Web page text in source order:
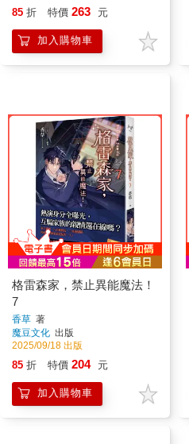
85 折 特價 263 元
加入購物車
格雷森家，禁止異能魔法！
7
香草 著
魔豆文化 出版
2025/09/18 出版
85 折 特價 204 元
加入購物車